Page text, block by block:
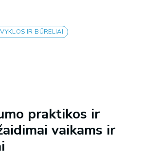
IR BŪRELIAI
praktikos ir
vaikams ir